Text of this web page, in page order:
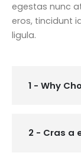
egestas nunc
eros, tincidunt
ligula.
1 - Why
2 - Cras a